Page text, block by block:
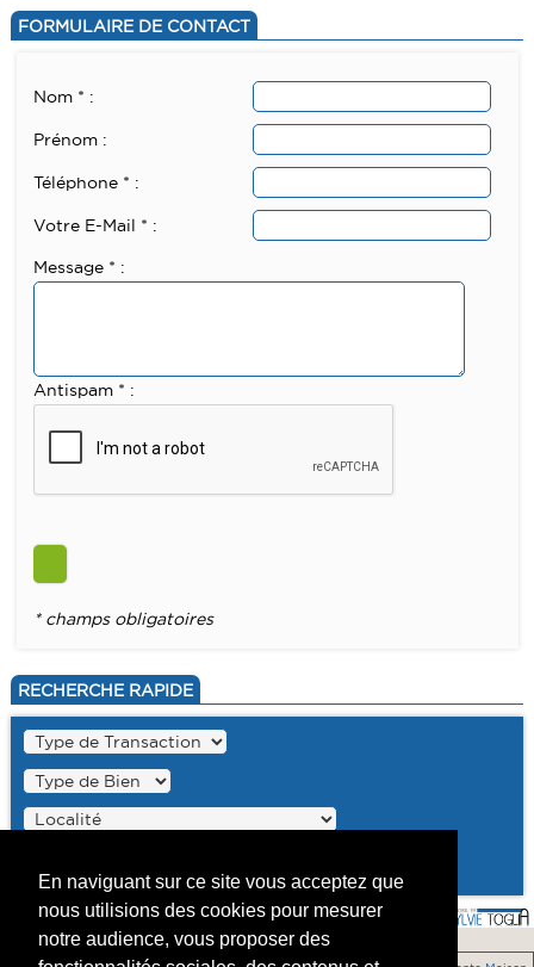
En naviguant sur ce site vous acceptez que
nous utilisions des cookies pour mesurer
notre audience, vous proposer des
FORMULAIRE DE CONTACT
Nom * :
Prénom :
Téléphone * :
Votre E-Mail * :
Message * :
Antispam * :
* champs obligatoires
RECHERCHE RAPIDE